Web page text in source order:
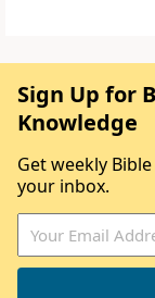
Sign Up for
Knowledge
Get weekly
your inbox.